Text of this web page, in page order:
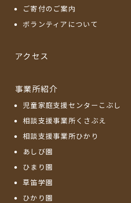
ご寄付のご案内
ボランティアについて
アクセス
事業所紹介
児童家庭支援センターこぶし
相談支援事業所くさぶえ
相談支援事業所ひかり
あしび園
ひまり園
草笛学園
ひかり園